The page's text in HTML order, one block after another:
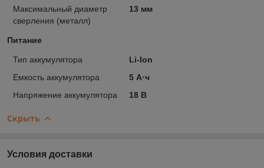
Максимальный диаметр
сверления (металл)
13 мм
Питание
Тип аккумулятора
Li-Ion
Емкость аккумулятора
5 А·ч
Напряжение аккумулятора
18 В
Скрыть
Условия доставки